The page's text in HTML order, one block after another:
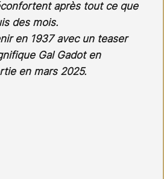
après tout ce que
des mois.
en 1937 avec un teaser
Gal Gadot en
en mars 2025.